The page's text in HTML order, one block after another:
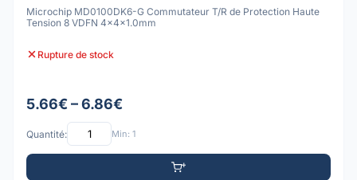
Microchip MD0100DK6-G Commutateur T/R de Protection Haute
Tension 8 VDFN 4x4x1.0mm
Rupture de stock
5.66€ – 6.86€
Quantité: Min: 1